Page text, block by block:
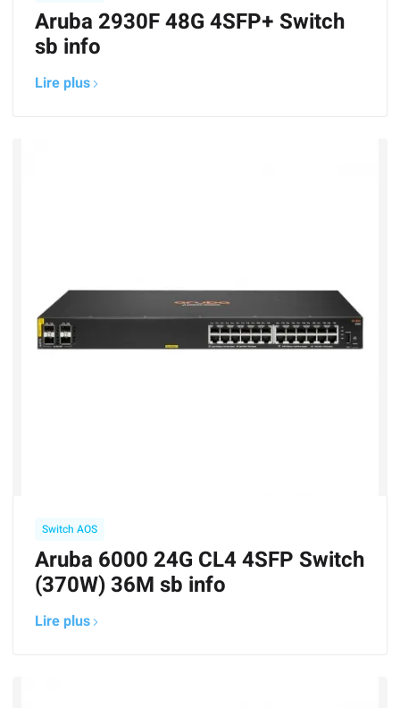
Aruba 2930F 48G 4SFP+ Switch
sb info
Lire plus
Switch AOS
Aruba 6000 24G CL4 4SFP Switch
(370W) 36M sb info
Lire plus